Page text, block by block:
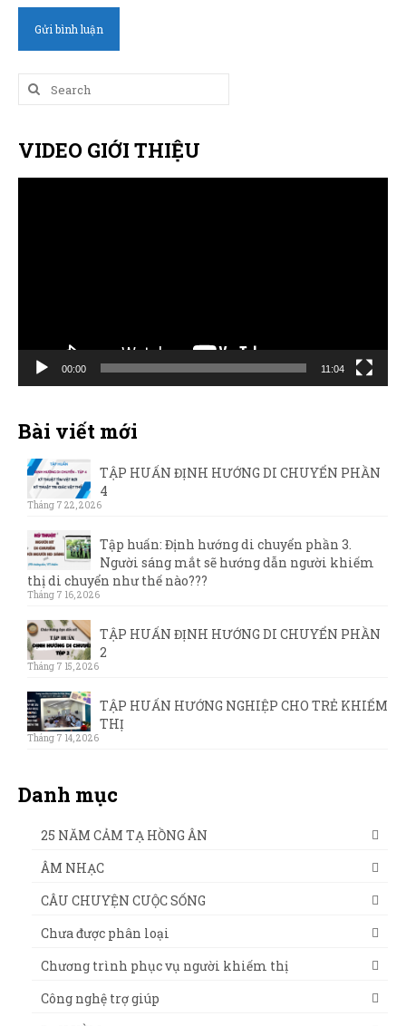
Search
for:
VIDEO GIỚI THIỆU
00:00 11:04
Bài viết mới
TẬP HUẤN ĐỊNH HƯỚNG DI CHUYỂN PHẦN
4
Tháng 7 22, 2026
Tập huấn: Định hướng di chuyển phần 3.
Người sáng mắt sẽ hướng dẫn người khiếm
thị di chuyển như thế nào???
Tháng 7 16, 2026
TẬP HUẤN ĐỊNH HƯỚNG DI CHUYỂN PHẦN
2
Tháng 7 15, 2026
TẬP HUẤN HƯỚNG NGHIỆP CHO TRẺ KHIẾM
THỊ
Tháng 7 14, 2026
Danh mục
25 NĂM CẢM TẠ HỒNG ÂN
ÂM NHẠC
CÂU CHUYỆN CUỘC SỐNG
Chưa được phân loại
Chương trình phục vụ người khiếm thị
Công nghệ trợ giúp